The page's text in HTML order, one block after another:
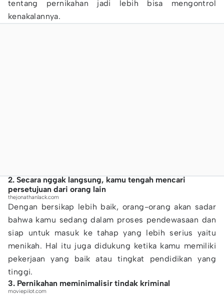
tentang pernikahan jadi lebih bisa mengontrol
kenakalannya.
2. Secara nggak langsung, kamu tengah mencari
persetujuan dari orang lain
thejonathanlack.com
Dengan bersikap lebih baik, orang-orang akan sadar
bahwa kamu sedang dalam proses pendewasaan dan
siap untuk masuk ke tahap yang lebih serius yaitu
menikah. Hal itu juga didukung ketika kamu memiliki
pekerjaan yang baik atau tingkat pendidikan yang
tinggi.
3. Pernikahan meminimalisir tindak kriminal
moviepilot.com